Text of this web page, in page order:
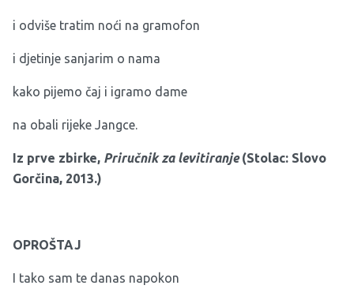
i odviše tratim noći na gramofon
i djetinje sanjarim o nama
kako pijemo čaj i igramo dame
na obali rijeke Jangce.
Iz prve zbirke, Priručnik za levitiranje(Stolac: Slovo
Gorčina, 2013.)
OPROŠTAJ
I tako sam te danas napokon